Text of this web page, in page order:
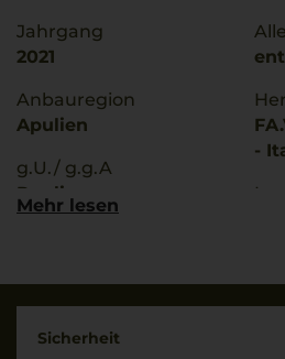
Jahrgang
2021
Anbauregion
Apulien
g.U./ g.g.A
Puglia
Trinktemperatur
8 °C
-
Mehr lesen
Sicherheit